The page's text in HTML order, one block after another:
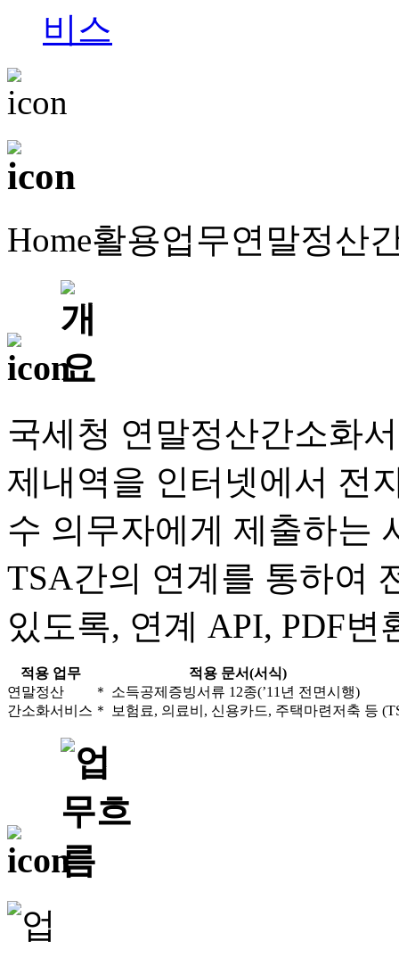
Home활용업무연말정산
국세청 연말정산간소화
제내역을 인터넷에서 전
수 의무자에게 제출하는
TSA간의 연계를 통하여
있도록, 연계 API, PDF
적용 업무
적용 문서(서식)
연말정산
간소화서비스
＊ 소득공제증빙서류 12종(’11년 전면시행)
＊ 보험료, 의료비, 신용카드, 주택마련저축 등